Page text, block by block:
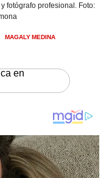
fotógrafo profesional. Foto:
MAGALY MEDINA
en